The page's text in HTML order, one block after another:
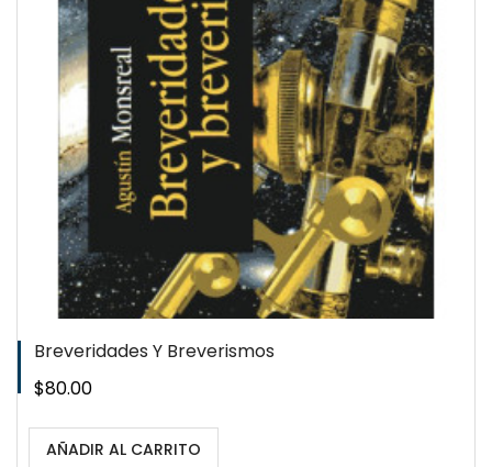
Breveridades Y Breverismos
Precio
$80.00
AÑADIR AL CARRITO
QUICKVIEW
WISHLIST